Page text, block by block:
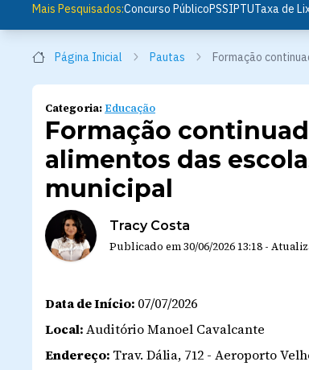
Mais Pesquisados:Concurso PúblicoPSSIPTUTaxa de
Página Inicial Pautas Formação
Categoria:Educação
Formação
alimentos das
municipal
Tracy Costa
Publicado em30/06/2026 13:18 -
Data de Início: 07/07/2026
Local:Auditório Manoel Cavalcante
Endereço: Trav. Dália, 712 - Aeroporto